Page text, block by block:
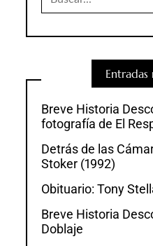
Entradas
Breve Historia
fotografía de El
Detrás de las
Stoker (1992)
Obituario: Tony
Breve Historia
Doblaje